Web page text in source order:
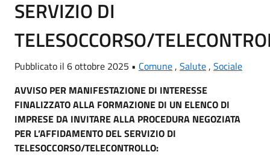
SERVIZIO DI
TELESOCCORSO/
Pubblicato il 6 ottobre 2025 • Comune, Salute, Sociale
AVVISO PER MANIFESTAZIONE DI INTERESSE
FINALIZZATO ALLA FORMAZIONE DI UN ELENCO DI
IMPRESE DA INVITARE ALLA PROCEDURA NEGOZIATA
PER L’AFFIDAMENTO DEL SERVIZIO DI
TELESOCCORSO/TELECONTROLLO: